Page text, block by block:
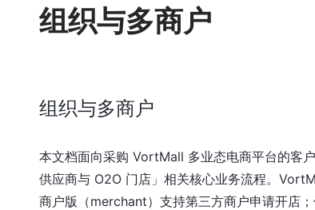
组织与多商户
组织与多商户
本文档面向采购 VortMall 多业态电商平台的客
供应商与 O2O 门店」相关核心业务流程。
商户版（merchant）支持第三方商户申请开店